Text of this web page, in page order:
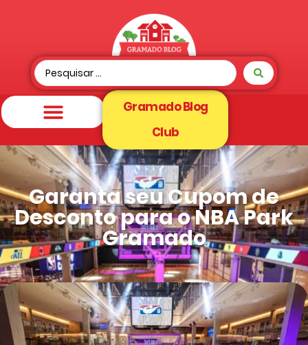
Gramado Blog
Club
Garanta seu Cupom de
Desconto para o NBA Park
Gramado